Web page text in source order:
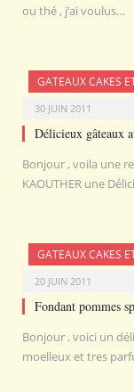
ou thé , j’ai voulus…
GATEAUX CAKES
30 JUIN 2011
Délicieux gâteaux
Bonjour , voila une
KAOUTHER une
GATEAUX CAKES
20 JUIN 2011
Fondant pommes
Bonjour , voici un
moelleux et tres